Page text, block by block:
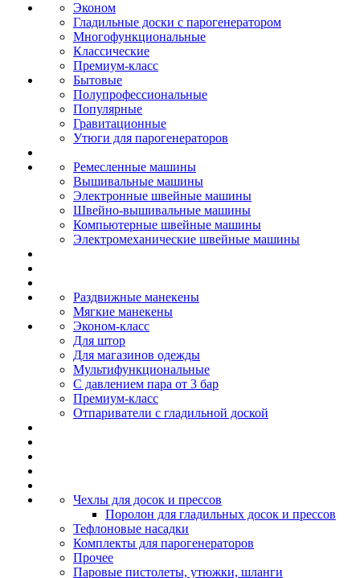
Эконом
Гладильные доски с парогенератором
Многофункциональные
Классические
Премиум-класс
Бытовые
Полупрофессиональные
Популярные
Гравитационные
Утюги для парогенераторов
Ремесленные машины
Вышивальные машины
Электронные швейные машины
Швейно-вышивальные машины
Компьютерные швейные машины
Электромеханические швейные машины
Раздвижные манекены
Мягкие манекены
Эконом-класс
Для штор
Для магазинов одежды
Мультифункциональные
С давлением пара от 3 бар
Премиум-класс
Отпариватели с гладильной доской
Чехлы для досок и прессов
Поролон для гладильных досок и прессов
Тефлоновые насадки
Комплекты для парогенераторов
Прочее
Паровые пистолеты, утюжки, шланги